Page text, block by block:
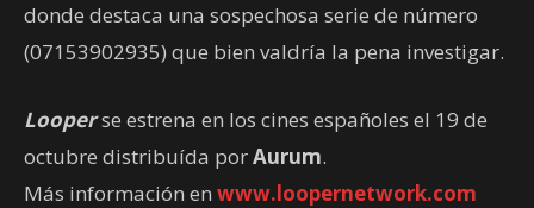
donde destaca una sospechosa serie de número
(07153902935) que bien valdría la pena investigar.
Looperse estrena en los cines españoles el 19 de
octubre distribuída porAurum.
Más información en www.loopernetwork.com